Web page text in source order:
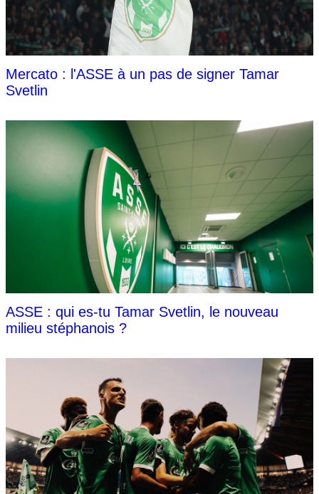
Mercato : l'ASSE à un pas de signer Tamar
Svetlin
ASSE : qui es-tu Tamar Svetlin, le nouveau
milieu stéphanois ?